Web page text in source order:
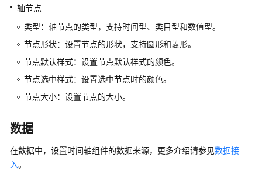
时
轴
通
轴节点
类型：轴节点的类型，支持时间型、类目型和数值型。
节点形状：设置节点的形状，支持圆形和菱形。
节点默认样式：设置节点默认样式的颜色。
节点选中样式：设置选中节点时的颜色。
节点大小：设置节点的大小。
数据
在数据中，设置时间轴组件的数据来源，更多介绍请参见数据接
入。